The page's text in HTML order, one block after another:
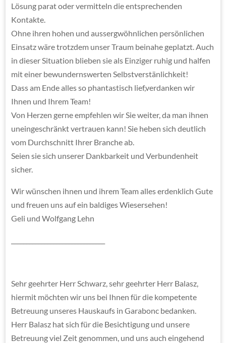
Lösung parat oder vermitteln die entsprechenden
Kontakte.
Ohne ihren hohen und aussergwöhnlichen persönlichen
Einsatz wäre trotzdem unser Traum beinahe geplatzt. Auch
in dieser Situation blieben sie als Einziger ruhig und halfen
mit einer bewundernswerten Selbstverstänlichkeit!
Dass am Ende alles so phantastisch lief,verdanken wir
Ihnen und Ihrem Team!
Von Herzen gerne empfehlen wir Sie weiter, da man ihnen
uneingeschränkt vertrauen kann! Sie heben sich deutlich
vom Durchschnitt Ihrer Branche ab.
Seien sie sich unserer Dankbarkeit und Verbundenheit
sicher.
Wir wünschen ihnen und ihrem Team alles erdenklich Gute
und freuen uns auf ein baldiges Wiesersehen!
Geli und Wolfgang Lehn
Sehr geehrter Herr Schwarz, sehr geehrter Herr Balasz,
hiermit möchten wir uns bei Ihnen für die kompetente
Betreuung unseres Hauskaufs in Garabonc bedanken.
Herr Balasz hat sich für die Besichtigung und unsere
Betreuung viel Zeit genommen, und uns auch eingehend